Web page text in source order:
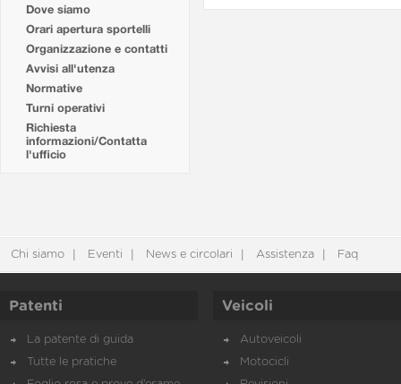
Dove siamo
Orari apertura sportelli
Organizzazione e contatti
Avvisi all'utenza
Normative
Turni operativi
Richiesta
informazioni/Contatta
l'ufficio
Chi siamo Eventi News e circolari Assistenza Faq
Patenti
La patente di guida
Tutte le pratiche
Veicoli
Autoveicoli
Motocicli